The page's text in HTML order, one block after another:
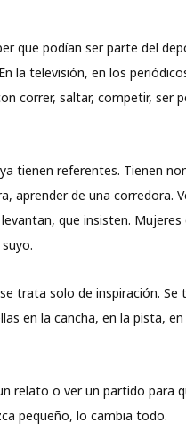
que podían ser parte del
la televisión, en los
correr, saltar, competir, ser
tienen referentes. Tienen
aprender de una corredora.
que insisten.
trata solo de inspiración.
en la cancha, en la pista,
relato o ver un partido para
pequeño, lo cambia todo.